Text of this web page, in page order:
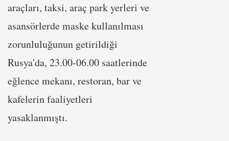
araçları, taksi, araç park yerleri ve
asansörlerde maske kullanılması
zorunluluğunun getirildiği
Rusya'da, 23.00-06.00 saatlerinde
eğlence mekanı, restoran, bar ve
kafelerin faaliyetleri
yasaklanmıştı.